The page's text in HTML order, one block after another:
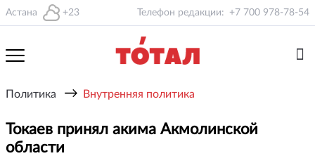
Астана +23 Телефон редакции: +7 700 978-78-54
Политика → Внутренняя политика
Токаев принял акима Акмолинской
области